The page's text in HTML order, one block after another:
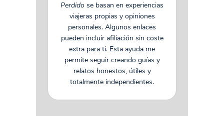
Perdido se basan en experiencias
viajeras propias y opiniones
personales. Algunos enlaces
pueden incluir afiliación sin coste
extra para ti. Esta ayuda me
permite seguir creando guías y
relatos honestos, útiles y
totalmente independientes.